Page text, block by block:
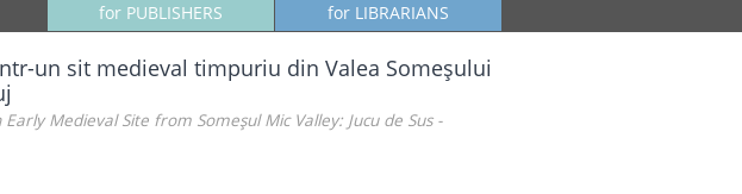
for LIBRARIANS
for PUBLISHERS
un sit medieval timpuriu din Valea Someşului
Medieval Site from Someşul Mic Valley: Jucu de Sus -